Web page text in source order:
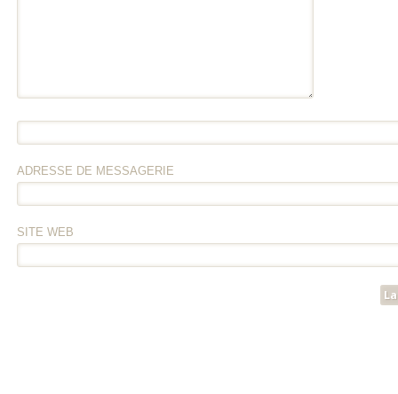
ADRESSE DE MESSAGERIE
SITE WEB